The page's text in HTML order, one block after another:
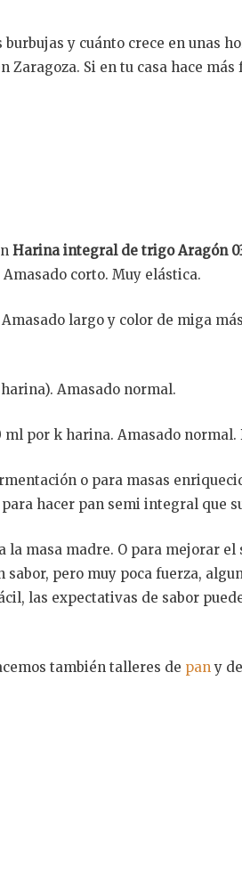
y cuánto crece en unas
Si en tu casa hace
Harina integral de trigo Aragón
corto. Muy elástica.
largo y color de miga
Amasado normal.
ml por k harina. Amasado
o para masas
hacer pan semi integral que
masa madre. O para mejorar el
sabor, pero muy poca fuerza,
las expectativas de sabor
también talleres de pany de